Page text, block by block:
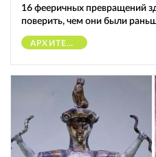
16 фееричных превращений
поверить, чем они были
АРХИТЕКТУРА